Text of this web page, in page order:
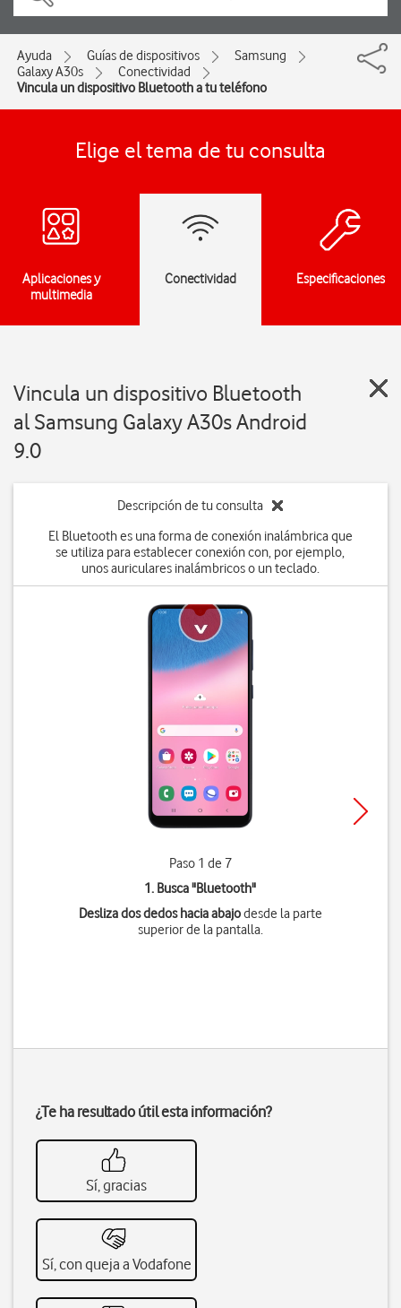
Ayuda Guías de dispositivos
Samsung
Galaxy A30s
Conectividad
Vincula un dispositivo Bluetooth a tu teléfono
Elige el tema de tu consulta
Aplicaciones y
multimedia
Conectividad Especificaciones
Vincula un dispositivo Bluetooth
al Samsung Galaxy A30s Android
9.0
Descripción de tu consulta
El Bluetooth es una forma de conexión inalámbrica que
se utiliza para establecer conexión con, por ejemplo,
unos auriculares inalámbricos o un teclado.
Paso 1 de 7
1. Busca "Bluetooth"
Desliza dos dedos hacia abajodesde la parte
superior de la pantalla.
¿Te ha resultado útil esta información?
Sí, gracias
Sí, con queja a Vodafone